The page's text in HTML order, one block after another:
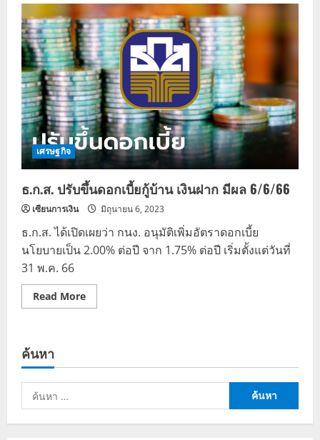
เศรษฐกิจ
ธ.ก.ส. ปรับขึ้นดอกเบี้ยกู้บ้าน เงินฝาก มีผล 6/6/66
เซียนการเงิน มิถุนายน 6, 2023
ธ.ก.ส. ได้เปิดเผยว่า กนง. อนุมัติเพิ่มอัตราดอกเบี้ย
นโยบายเป็น 2.00% ต่อปี จาก 1.75% ต่อปี เริ่มตั้งแต่วันที่
31 พ.ค. 66
Read MoreRead
more
กู้
เงิน
มีผล
ค้นหา
ค้นหา
สำหรับ: